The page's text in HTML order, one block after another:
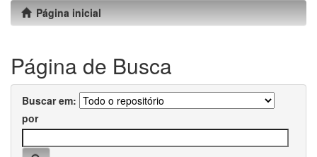
Página inicial
Página de Busca
Buscar em:
por